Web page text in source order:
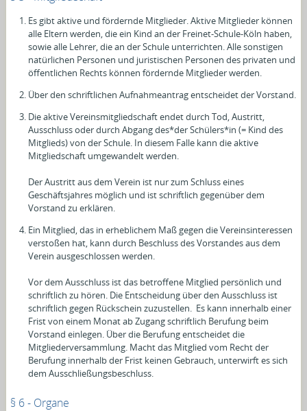
Es gibt aktive und fördernde Mitglieder. Aktive Mitglieder können
alle Eltern werden, die ein Kind an der Freinet-Schule-Köln haben,
sowie alle Lehrer, die an der Schule unterrichten. Alle sonstigen
natürlichen Personen und juristischen Personen des privaten und
öffentlichen Rechts können fördernde Mitglieder werden.
Über den schriftlichen Aufnahmeantrag entscheidet der Vorstand.
Die aktive Vereinsmitgliedschaft endet durch Tod, Austritt,
Ausschluss oder durch Abgang des*der Schülers*in (= Kind des
Mitglieds) von der Schule. In diesem Falle kann die aktive
Mitgliedschaft umgewandelt werden.
Der Austritt aus dem Verein ist nur zum Schluss eines
Geschäftsjahres möglich und ist schriftlich gegenüber dem
Vorstand zu erklären.
Ein Mitglied, das in erheblichem Maß gegen die Vereinsinteressen
verstoßen hat, kann durch Beschluss des Vorstandes aus dem
Verein ausgeschlossen werden.
Vor dem Ausschluss ist das betroffene Mitglied persönlich und
schriftlich zu hören. Die Entscheidung über den Ausschluss ist
schriftlich gegen Rückschein zuzustellen. Es kann innerhalb einer
Frist von einem Monat ab Zugang schriftlich Berufung beim
Vorstand einlegen. Über die Berufung entscheidet die
Mitgliederversammlung. Macht das Mitglied vom Recht der
Berufung innerhalb der Frist keinen Gebrauch, unterwirft es sich
dem Ausschließungsbeschluss.
§ 6 - Organe